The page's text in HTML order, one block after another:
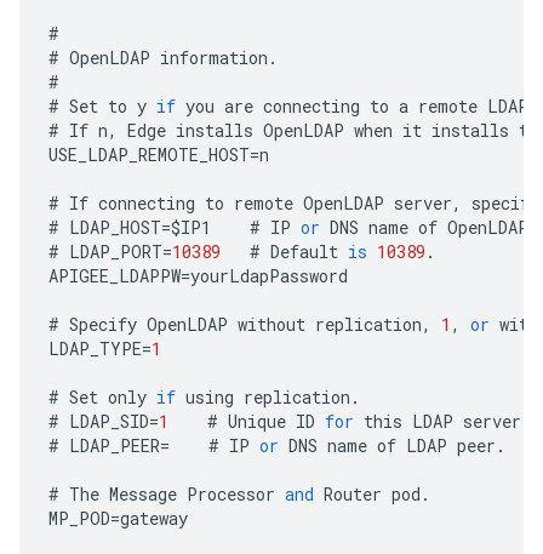
#
# OpenLDAP information .
#
# Set to y if you are connecting to a remote LDAP
# If n, Edge installs OpenLDAP when it installs
USE_LDAP_REMOTE_HOST=n
# If connecting to remote OpenLDAP server,
specify
# LDAP_HOST=$IP1 # IP or DNS name of OpenLDAP
# LDAP_PORT=10389 # Default is 10389 .
APIGEE_LDAPPW=yourLdapPassword
# Specify OpenLDAP without replication, 1 , or with
LDAP_TYPE=1
# Set only if using replication .
# LDAP_SID=1 # Unique ID for this LDAP server
# LDAP_PEER= # IP or DNS name of LDAP peer .
# The Message Processor and Router pod .
MP_POD=gateway